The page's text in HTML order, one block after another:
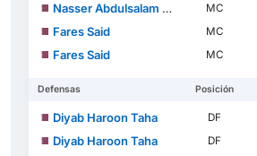
Nasser Abdulsalam Al Ahrak
MC
Fares Said
MC
Fares Said
MC
Defensas Posición
Diyab Haroon Taha DF
Diyab Haroon Taha
DF